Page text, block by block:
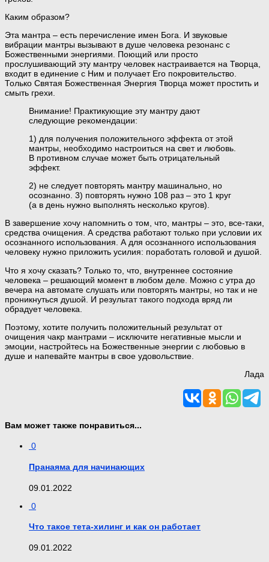
Каким образом?
Эта мантра – есть перечисление имен Бога. И звуковые
вибрации мантры вызывают в душе человека резонанс с
Божественными энергиями. Поющий или просто
прослушивающий эту мантру человек настраивается на Творца,
входит в единение с Ним и получает Его покровительство.
Только Святая Божественная Энергия Творца может простить и
смыть грехи.
Внимание! Практикующие эту мантру дают
следующие рекомендации:
1) для получения положительного эффекта от этой
мантры, необходимо настроиться на свет и любовь.
В противном случае может быть отрицательный
эффект.
2) не следует повторять мантру машинально, но
осознанно. 3) повторять нужно 108 раз – это 1 круг
(а в день нужно выполнять несколько кругов).
В завершение хочу напомнить о том, что, мантры – это, все-таки,
средства очищения. А средства работают только при условии их
осознанного использования. А для осознанного использования
человеку нужно приложить усилия: поработать головой и душой.
Что я хочу сказать? Только то, что, внутреннее состояние
человека – решающий момент в любом деле. Можно с утра до
вечера на автомате слушать или повторять мантры, но так и не
проникнуться душой. И результат такого подхода вряд ли
обрадует человека.
Поэтому, хотите получить положительный результат от
очищения чакр мантрами – исключите негативные мысли и
эмоции, настройтесь на Божественные энергии с любовью в
душе и напевайте мантры в свое удовольствие.
Лада
Вам может также понравиться...
0
Пранаяма для начинающих
09.01.2022
0
Что такое тета-хилинг и как он работает
09.01.2022